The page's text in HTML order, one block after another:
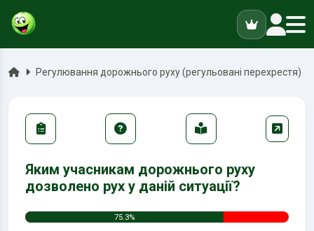
ГоловнаРегулювання дорожнього руху (регульовані перехрестя)
Яким учасникам дорожнього руху
дозволено рух у даній ситуації?
75.3%